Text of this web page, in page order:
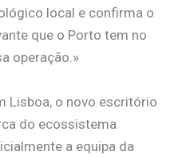
local e confirma o
que o Porto tem no
operação.»
Lisboa, o novo escritório
do ecossistema
a equipa da